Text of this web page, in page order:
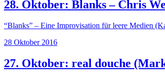
28. Oktober: Blanks – Chris
“Blanks” – Eine Improvisation für leere Medien
28 Oktober 2016
27. Oktober: real douche